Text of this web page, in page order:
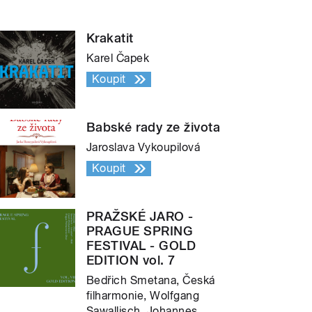
Krakatit
Karel Čapek
Koupit
Babské rady ze života
Jaroslava Vykoupilová
Koupit
PRAŽSKÉ JARO -
PRAGUE SPRING
FESTIVAL - GOLD
EDITION vol. 7
Bedřich Smetana, Česká
filharmonie, Wolfgang